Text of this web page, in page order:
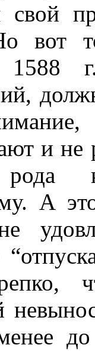
свой
вот
1588
и не
рода
А